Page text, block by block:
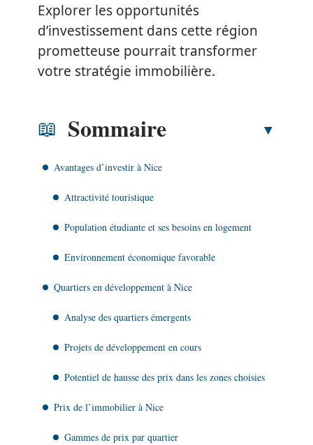
Explorer les opportunités
d’investissement dans cette région
prometteuse pourrait transformer
votre stratégie immobilière.
Sommaire
Avantages d’investir à Nice
Attractivité touristique
Population étudiante et ses besoins en logement
Environnement économique favorable
Quartiers en développement à Nice
Analyse des quartiers émergents
Projets de développement en cours
Potentiel de hausse des prix dans les zones choisies
Prix de l’immobilier à Nice
Gammes de prix par quartier